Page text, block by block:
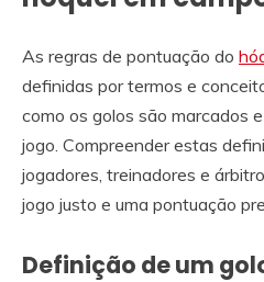
As regras de pontuação do
definidas por termos e
como os golos são marcados
jogo. Compreender estas
jogadores, treinadores e
jogo justo e uma pontuação
Definição de um